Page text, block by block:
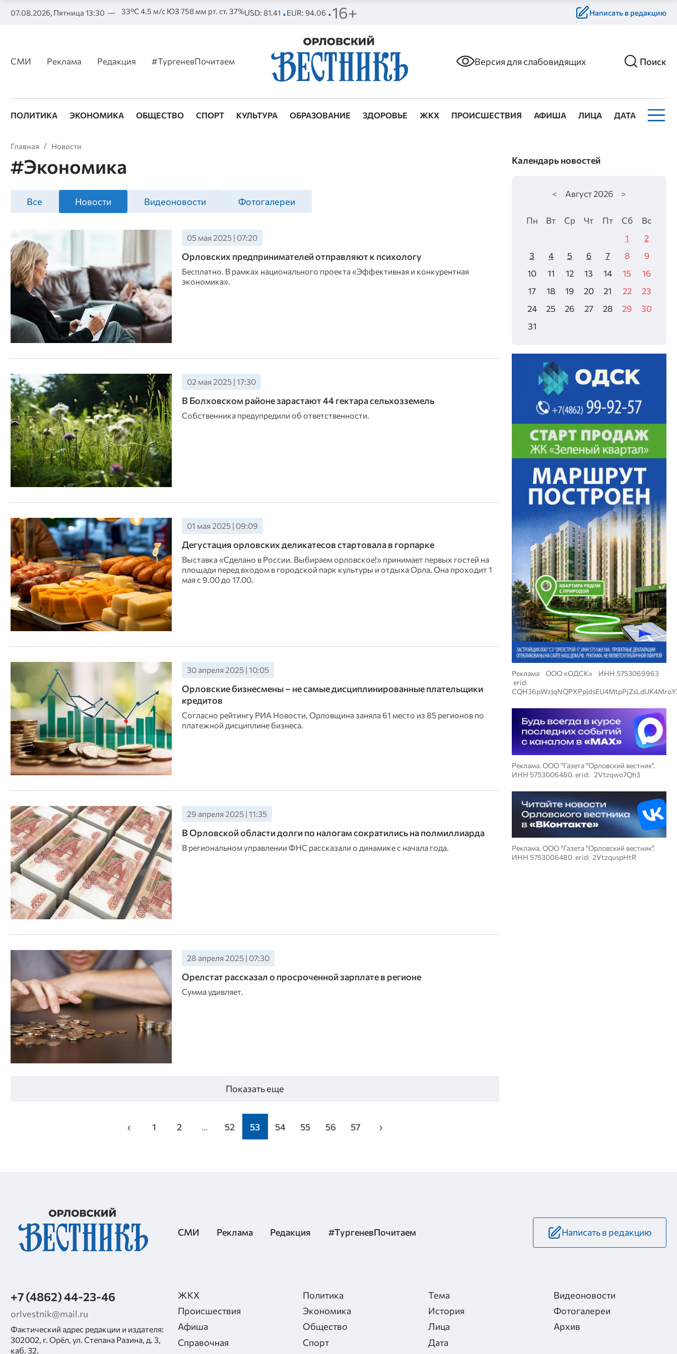
07.08.2026, Пятница 13:30 33°C 4.5 м/с ЮЗ 758 мм рт. ст. 37%USD: 81.41 ▲ EUR: 94.06 ▲ 16+ Написать в редакцию
СМИ Реклама Редакция #ТургеневПочитаем Версия для слабовидящих Поиск
ПОЛИТИКА ЭКОНОМИКА ОБЩЕСТВО СПОРТ КУЛЬТУРА ОБРАЗОВАНИЕ ЗДОРОВЬЕ ЖКХ ПРОИСШЕСТВИЯ АФИША ЛИЦА ДАТА
Главная Новости
#Экономика
Все Новости Видеоновости Фотогалереи
05 мая 2025 | 07:20
Орловских предпринимателей отправляют к психологу
Бесплатно. В рамках национального проекта «Эффективная и конкурентная
экономика».
02 мая 2025 | 17:30
В Болховском районе зарастают 44 гектара сельхозземель
Собственника предупредили об ответственности.
01 мая 2025 | 09:09
Дегустация орловских деликатесов стартовала в горпарке
Выставка «Сделано в России. Выбираем орловское!» принимает первых гостей на
площади перед входом в городской парк культуры и отдыха Орла. Она проходит 1
мая с 9.00 до 17.00.
30 апреля 2025 | 10:05
Орловские бизнесмены – не самые дисциплинированные плательщики
кредитов
Согласно рейтингу РИА Новости, Орловщина заняла 61 место из 85 регионов по
платежной дисциплине бизнеса.
29 апреля 2025 | 11:35
В Орловской области долги по налогам сократились на полмиллиарда
В региональном управлении ФНС рассказали о динамике с начала года.
28 апреля 2025 | 07:30
Орелстат рассказал о просроченной зарплате в регионе
Сумма удивляет.
Показать еще
‹ 1 2 ... 52 53 54 55 56 57 ›
Календарь новостей
< Август2026 >
Пн Вт Ср Чт Пт Сб
Вс
1
2
3
4 5 6 7 8
9
10
11 12 13 14 15
16
17
18 19 20 21 22
23
24
25 26 27 28 29
30
31
Реклама ООО «ОДСК» ИНН 5753069963
erid:
Реклама. ООО "Газета "Орловский вестник".
ИНН 5753006480. erid: 2Vtzqwo7Qh3
Реклама. ООО "Газета "Орловский вестник".
ИНН 5753006480. erid: 2VtzquspHtR
СМИ Реклама Редакция #ТургеневПочитаем Написать в редакцию
+7 (4862) 44-23-46
orlvestnik@mail.ru
Фактический адрес редакции и издателя:
302002, г. Орёл, ул. Степана Разина, д. 3,
каб. 32.
ЖКХ
Происшествия
Афиша
Справочная
Политика
Экономика
Общество
Спорт
Тема
История
Лица
Дата
Видеоновости
Фотогалереи
Архив